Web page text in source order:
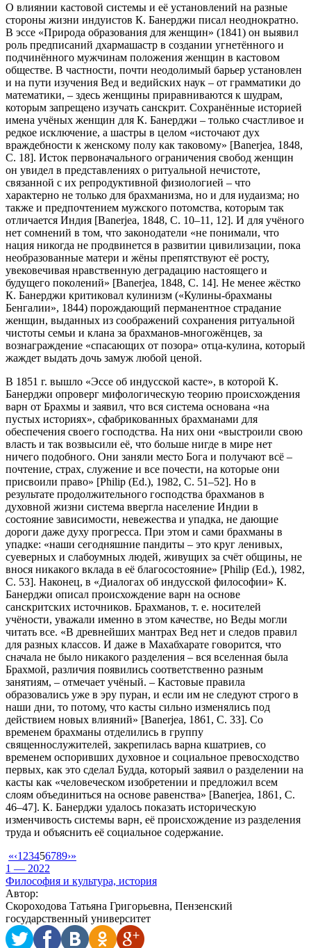
О влиянии кастовой системы и её установлений на разные
стороны жизни индуистов К. Банерджи писал неоднократно.
В эссе «Природа образования для женщин» (1841) он выявил
роль предписаний дхармашастр в создании угнетённого и
подчинённого мужчинам положения женщин в кастовом
обществе. В частности, почти неодолимый барьер установлен
и на пути изучения Вед и ведийских наук – от грамматики до
математики, – здесь женщины приравниваются к шудрам,
которым запрещено изучать санскрит. Сохранённые историей
имена учёных женщин для К. Банерджи – только счастливое и
редкое исключение, а шастры в целом «источают дух
враждебности к женскому полу как таковому» [Banerjea, 1848,
С. 18]. Исток первоначального ограничения свобод женщин
он увидел в представлениях о ритуальной нечистоте,
связанной с их репродуктивной физиологией – что
характерно не только для брахманизма, но и для иудаизма; но
также и предпочтением мужского потомства, которым так
отличается Индия [Banerjea, 1848, С. 10–11, 12]. И для учёного
нет сомнений в том, что законодатели «не понимали, что
нация никогда не продвинется в развитии цивилизации, пока
необразованные матери и жёны препятствуют её росту,
увековечивая нравственную деградацию настоящего и
будущего поколений» [Banerjea, 1848, С. 14]. Не менее жёстко
К. Банерджи критиковал кулинизм («Кулины-брахманы
Бенгалии», 1844) порождающий перманентное страдание
женщин, выданных из соображений сохранения ритуальной
чистоты семьи и клана за брахманов-многожёнцев, за
вознаграждение «спасающих от позора» отца-кулина, который
жаждет выдать дочь замуж любой ценой.
В 1851 г. вышло «Эссе об индусской касте», в которой К.
Банерджи опроверг мифологическую теорию происхождения
варн от Брахмы и заявил, что вся система основана «на
пустых историях», сфабрикованных брахманами для
обеспечения своего господства. На них они «выстроили свою
власть и так возвысили её, что больше нигде в мире нет
ничего подобного. Они заняли место Бога и получают всё –
почтение, страх, служение и все почести, на которые они
присвоили право» [Philip (Ed.), 1982, С. 51–52]. Но в
результате продолжительного господства брахманов в
духовной жизни система ввергла население Индии в
состояние зависимости, невежества и упадка, не дающие
дороги даже духу прогресса. При этом и сами брахманы в
упадке: «наши сегодняшние пандиты – это круг ленивых,
суеверных и слабоумных людей, живущих за счёт общины, не
внося никакого вклада в её благосостояние» [Philip (Ed.), 1982,
С. 53]. Наконец, в «Диалогах об индусской философии» К.
Банерджи описал происхождение варн на основе
санскритских источников. Брахманов, т. е. носителей
учёности, уважали именно в этом качестве, но Веды могли
читать все. «В древнейших мантрах Вед нет и следов правил
для разных классов. И даже в Махабхарате говорится, что
сначала не было никакого разделения – вся вселенная была
Брахмой, различия появились соответственно разным
занятиям, – отмечает учёный. – Кастовые правила
образовались уже в эру пуран, и если им не следуют строго в
наши дни, то потому, что касты сильно изменялись под
действием новых влияний» [Banerjea, 1861, С. 33]. Со
временем брахманы отделились в группу
священнослужителей, закрепилась варна кшатриев, со
временем оспоривших духовное и социальное превосходство
первых, как это сделал Будда, который заявил о разделении на
касты как «человеческом изобретении и предложил всем
слоям объединиться на основе равенства» [Banerjea, 1861, С.
46–47]. К. Банерджи удалось показать историческую
изменчивость системы варн, её происхождение из разделения
труда и объяснить её социальное содержание.
«‹1 23456789›»
1 — 2022
Философия и культура, история
Автор:
Скороходова Татьяна Григорьевна, Пензенский
государственный университет